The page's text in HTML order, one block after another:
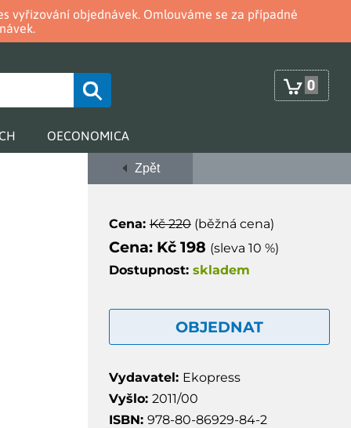
vyřizování objednávek. Omlouváme se za případné
0
OECONOMICA
Zpět
Cena:Kč 220(běžná cena)
Cena: Kč 198 (sleva 10 %)
Dostupnost: skladem
OBJEDNAT
Vydavatel: Ekopress
Vyšlo: 2011/00
ISBN: 978-80-86929-84-2